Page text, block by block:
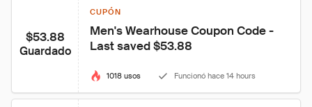
$53.88
Guardado
CUPÓN
Men's Wearhouse Coupon Code -
Last saved $53.88
1018 usos Funcionó hace 14 hours